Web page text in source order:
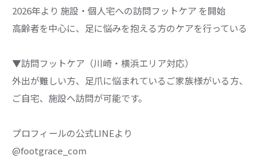
2026年より 施設・個人宅への訪問フットケア を開始
高齢者を中心に、足に悩みを抱える方のケアを行っている
▼訪問フットケア（川崎・横浜エリア対応）
外出が難しい方、足爪に悩まれているご家族様がいる方、
ご自宅、施設へ訪問が可能です。
プロフィールの公式LINEより
@footgrace_com